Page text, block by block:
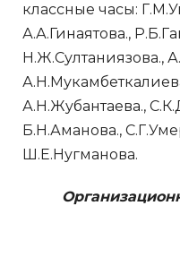
классные часы:
А.А.Гинаятова.,
Н.Ж.Султаниязова.,
А.Н.Жубантаева.,
Б.Н.Аманова.,
Ш.Е.Нугманова.